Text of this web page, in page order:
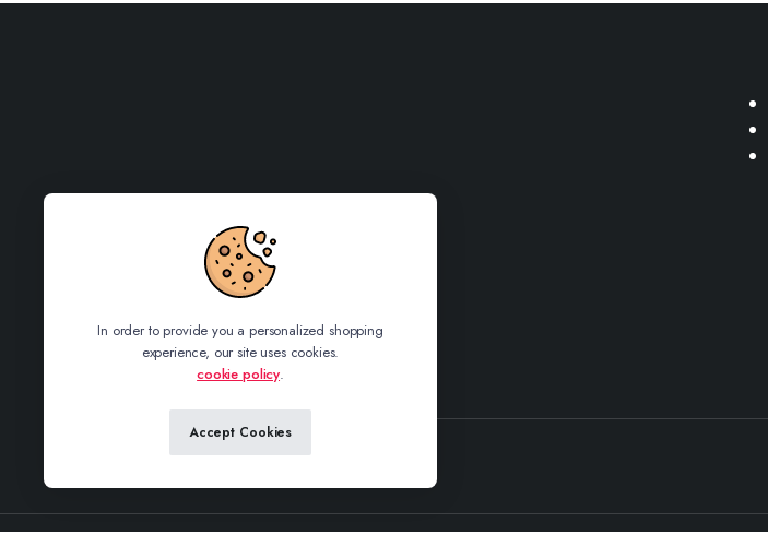
In order to provide you a personalized shopping
experience, our site uses cookies.
cookie policy.
Accept Cookies